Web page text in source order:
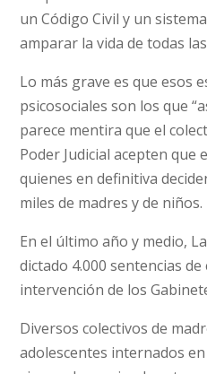
un Código Civil y un
amparar la vida de todas
Lo más grave es que esos
psicosociales son los que
parece mentira que el
Poder Judicial acepten que
quienes en definitiva
miles de madres y de niños.
En el último año y medio,
dictado 4.000 sentencias
intervención de los
Diversos colectivos de
adolescentes internados